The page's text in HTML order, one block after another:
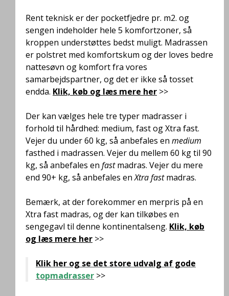
Rent teknisk er der pocketfjedre pr. m2. og
sengen indeholder hele 5 komfortzoner, så
kroppen understøttes bedst muligt. Madrassen
er polstret med komfortskum og der loves bedre
nattesøvn og komfort fra vores
samarbejdspartner, og det er ikke så tosset
endda. Klik, køb og læs mere her >>
Der kan vælges hele tre typer madrasser i
forhold til hårdhed: medium, fast og Xtra fast.
Vejer du under 60 kg, så anbefales en medium
fasthed i madrassen. Vejer du mellem 60 kg til 90
kg, så anbefales en fastmadras. Vejer du mere
end 90+ kg, så anbefales enXtra fastmadras.
Bemærk, at der forekommer en merpris på en
Xtra fast madras, og der kan tilkøbes en
sengegavl til denne kontinentalseng. Klik, køb
og læs mere her >>
Klik her og se det store udvalg af gode
topmadrasser >>